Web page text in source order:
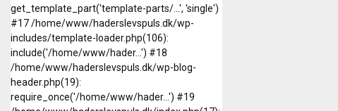
get_template_part('template-parts/...', 'single')
#17 /home/www/haderslevspuls.dk/wp-
includes/template-loader.php(106):
include('/home/www/hader...') #18
/home/www/haderslevspuls.dk/wp-blog-
header.php(19):
require_once('/home/www/hader...') #19